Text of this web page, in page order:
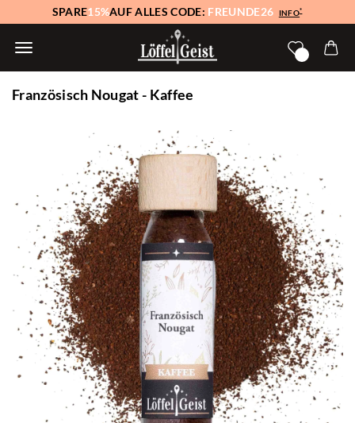
SPARE15%AUF ALLES CODE: FREUNDE26 INFO*
Französisch Nougat - Kaffee